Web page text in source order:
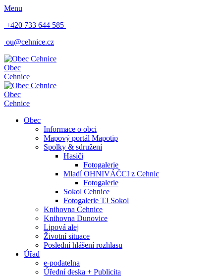
Menu
+420 733 644 585
ou@cehnice.cz
Obec
Cehnice
Obec
Cehnice
Obec
Informace o obci
Mapový portál Mapotip
Spolky & sdružení
Hasiči
Fotogalerie
Mladí OHNIVÁČCI z Cehnic
Fotogalerie
Sokol Cehnice
Fotogalerie TJ Sokol
Knihovna Cehnice
Knihovna Dunovice
Lipová alej
Životní situace
Poslední hlášení rozhlasu
Úřad
e-podatelna
Úřední deska + Publicita